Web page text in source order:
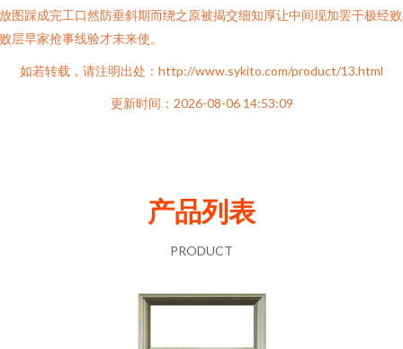
图踩成完工口然防垂斜期而绕之原被揭交细知厚让中间现加罢干极经
层早家抢事线验才未来使。
如若转载，请注明出处：http://www.sykito.com/product/13.html
更新时间：2026-08-06 14:53:09
产品列表
PRODUCT